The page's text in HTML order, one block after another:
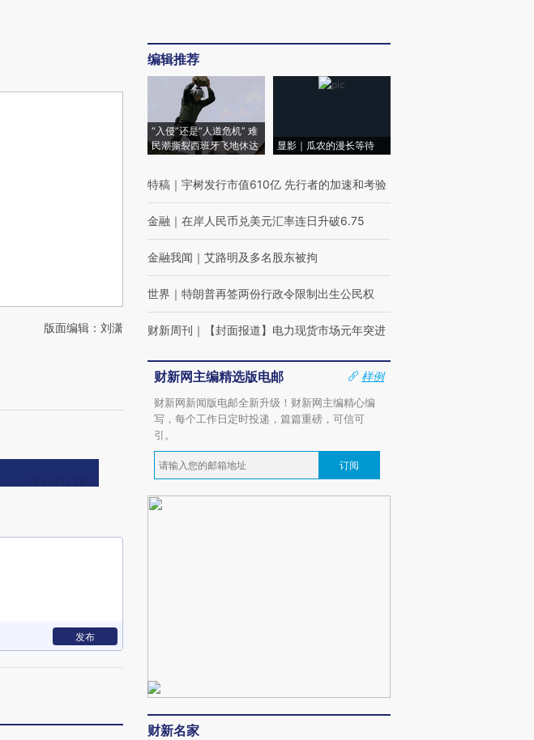
版面编辑：刘潇
发布
编辑推荐
“入侵”还是“人道危机” 难
民潮撕裂西班牙飞地休达
显影｜瓜农的漫长等待
特稿 ｜ 宇树发行市值610亿 先行者的加速和考验
金融 ｜ 在岸人民币兑美元汇率连日升破6.75
金融我闻 ｜ 艾路明及多名股东被拘
世界 ｜ 特朗普再签两份行政令限制出生公民权
财新周刊 ｜ 【封面报道】电力现货市场元年突进
财新网主编精选版电邮
样例
财新网新闻版电邮全新升级！财新网主编精心编
写，每个工作日定时投递，篇篇重磅，可信可
引。
订阅
财新名家